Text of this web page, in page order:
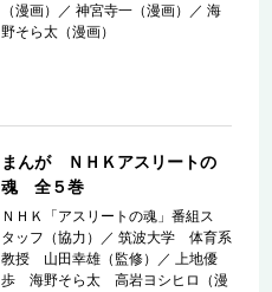
（漫画）
／神宮寺一（漫画） ／海
野そら太（漫画）
まんが ＮＨＫアスリートの
魂 全５巻
ＮＨＫ「アスリートの魂」番組ス
タッフ（協力）
／筑波大学 体育系
教授 山田幸雄（監修）
／上地優
歩 海野そら太 高岩ヨシヒロ（漫